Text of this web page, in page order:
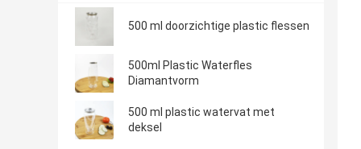
500 ml doorzichtige plastic flessen
500ml Plastic Waterfles
Diamantvorm
500 ml plastic watervat met
deksel